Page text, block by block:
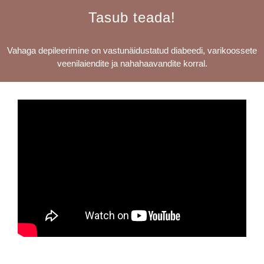
Tasub teada!
Vahaga depileerimine on vastunäidustatud diabeedi, varikoossete
veenilaiendite ja nahahaavandite korral.